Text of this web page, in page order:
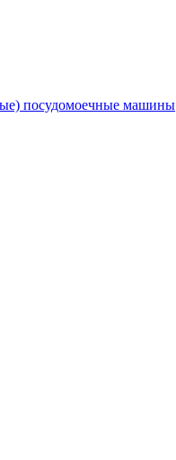
посудомоечные машины